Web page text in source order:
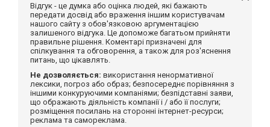
Відгук - це думка або оцінка людей, які бажають
передати досвід або враження іншим користувачам
нашого сайту з обов'язковою аргументацією
залишеного відгука. Це допоможе багатьом прийняти
правильне рішення. Коментарі призначені для
спілкування та обговорення, а також для роз'яснення
питань, що цікавлять.
Не дозволяється: використання ненормативної
лексики, погроз або образ; безпосереднє порівняння з
іншими конкуруючими компаніями; безпідставні заяви,
що ображають діяльність компанії і / або її послуги;
розміщення посилань на сторонні інтернет-ресурси;
реклама та самореклама.